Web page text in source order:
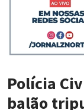
Polícia
balão